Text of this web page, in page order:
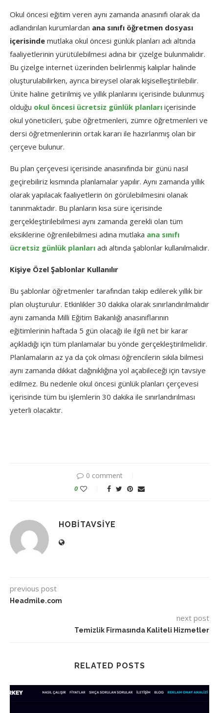
Okul öncesi eğitim veren aynı zamanda anasınıfı olarak da
adlandırılan kurumlardan ana sınıfı öğretmen dosyası
içerisinde mutlaka okul öncesi günlük planları adı altında
faaliyetlerinin yürütülebilmesi adına bir çizelge bulunmalıdır.
Bu çizelge internet üzerinden belirlenmiş kalıplar halinde
oluşturulabilirken, ayrıca bireysel olarak kişiselleştirilebilir.
Ünite haline getirilmiş ve yıllık planlarını içerisinde bulunmuş
olduğu okul öncesi ücretsiz günlük planları içerisinde
okul yöneticileri, şube öğretmenleri, zümre öğretmenleri ve
dersi öğretmenlerinin ortak kararı ile hazırlanmış olan bir
çerçeve bulunur.
Bu plan çerçevesi içerisinde anasınıfında bir günü nasıl
geçirebiliriz kısmında planlamalar yapılır. Aynı zamanda yıllık
olarak yapılacak faaliyetlerin ön görülebilmesini olanak
tanınmaktadır. Bu planların kısa süre içerisinde
gerçekleştirilebilmesi aynı zamanda gerekli olan tüm
eksiklerine öğrenilebilmesi adına mutlaka ana sınıfı
ücretsiz günlük planları adı altında şablonlar kullanılmalıdır.
Kişiye Özel Şablonlar Kullanılır
Bu şablonlar öğretmenler tarafından takip edilerek yıllık bir
plan oluşturulur. Etkinlikler 30 dakika olarak sınırlandırılmalıdır
aynı zamanda Milli Eğitim Bakanlığı anasınıflarının
eğitimlerinin haftada 5 gün olacağı ile ilgili net bir karar
açıkladığı için tüm planlamalar bu yönde gerçekleştirilmelidir.
Planlamaların az ya da çok olması öğrencilerin sıkıla bilmesi
aynı zamanda dikkat dağınıklığına yol açabileceği için tavsiye
edilmez. Bu nedenle okul öncesi günlük planları çerçevesi
içerisinde tüm bu işlemlerin 30 dakika ile sınırlandırılması
yeterli olacaktır.
0 comment
0
HOBITAVSIYE
previous post
Headmile.com
next post
Temizlik Firmasında Kaliteli Hizmetler
RELATED POSTS